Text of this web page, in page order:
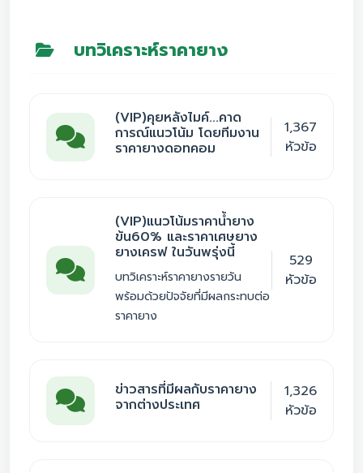
บทวิเคราะห์ราคายาง
(VIP)คุยหลังไมค์...คาด
การณ์แนวโน้ม โดยทีมงาน
ราคายางดอทคอม
1,367
หัวข้อ
(VIP)แนวโน้มราคาน้ำยาง
ข้น60% และราคาเศษยาง
ยางเครฟ ในวันพรุ่งนี้
บทวิเคราะห์ราคายางรายวัน
พร้อมด้วยปัจจัยที่มีผลกระทบต่อ
ราคายาง
529
หัวข้อ
ข่าวสารที่มีผลกับราคายาง
จากต่างประเทศ
1,326
หัวข้อ